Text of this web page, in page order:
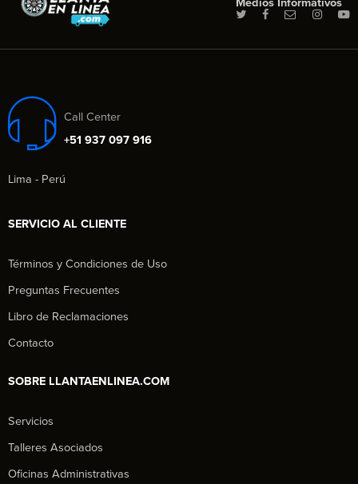
Call Center
+51 937 097 916
Lima - Perú
SERVICIO AL CLIENTE
Términos y Condiciones de Uso
Preguntas Frecuentes
Libro de Reclamaciones
Contacto
SOBRE LLANTAENLINEA.COM
Servicios
Talleres Asociados
Oficinas Administrativas